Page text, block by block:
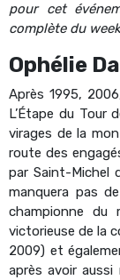
pour cet
complète du
Ophélie
Après 1995,
L’Étape du Tour
virages de la
route des
par Saint-Michel
manquera pas
championne
victorieuse de la
2009) et
après avoir